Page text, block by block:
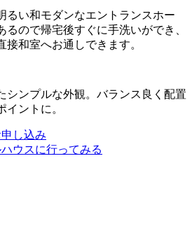
るい和モダンなエントランスホー
るので帰宅後すぐに手洗いができ、
和室へお通しできます。
シンプルな外観。バランス良く配置
イントに。
し込み
ウスに行ってみる